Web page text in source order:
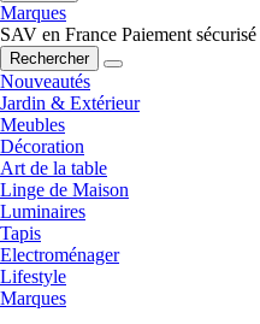
Marques
SAV en France Paiement sécurisé
Rechercher
Nouveautés
Jardin & Extérieur
Meubles
Décoration
Art de la table
Linge de Maison
Luminaires
Tapis
Electroménager
Lifestyle
Marques